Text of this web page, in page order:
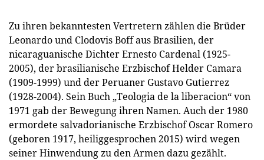
Zu ihren bekanntesten Vertretern zählen die Brüder
Leonardo und Clodovis Boff aus Brasilien, der
nicaraguanische Dichter Ernesto Cardenal (1925-
2005), der brasilianische Erzbischof Helder Camara
(1909-1999) und der Peruaner Gustavo Gutierrez
(1928-2004). Sein Buch „Teologia de la liberacion“ von
1971 gab der Bewegung ihren Namen. Auch der 1980
ermordete salvadorianische Erzbischof Oscar Romero
(geboren 1917, heiliggesprochen 2015) wird wegen
seiner Hinwendung zu den Armen dazu gezählt.